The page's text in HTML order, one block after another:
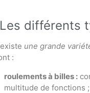
Les différents
une grande
:
roulements à billes :
multitude de fonctions ;